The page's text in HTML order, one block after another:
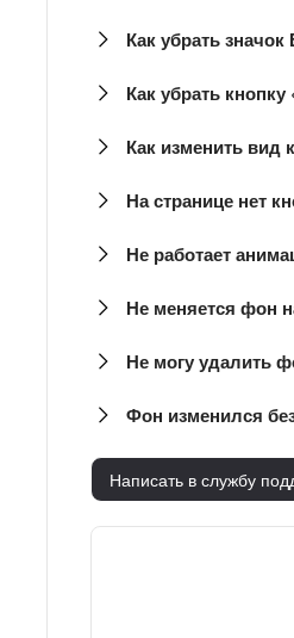
Как убрать
Как убрать
Как изменить вид
На странице нет
Не работает
Не меняется фон
Не могу удалить
Фон изменился
Написать в службу